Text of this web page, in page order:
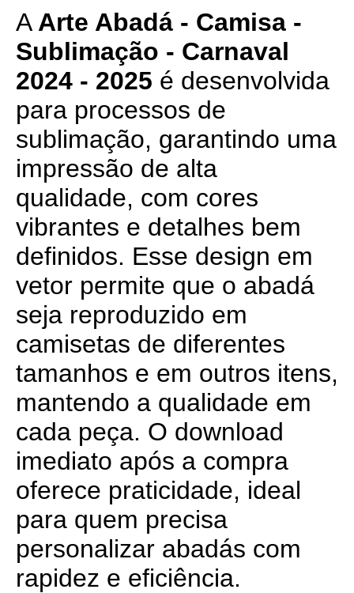
A Arte Abadá - Camisa -
Sublimação - Carnaval
2024 - 2025 é desenvolvida
para processos de
sublimação, garantindo uma
impressão de alta
qualidade, com cores
vibrantes e detalhes bem
definidos. Esse design em
vetor permite que o abadá
seja reproduzido em
camisetas de diferentes
tamanhos e em outros itens,
mantendo a qualidade em
cada peça. O download
imediato após a compra
oferece praticidade, ideal
para quem precisa
personalizar abadás com
rapidez e eficiência.